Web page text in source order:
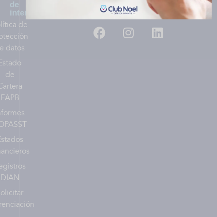
de
interés
de
datos
de
EAPB
DIAN
Síguenos: